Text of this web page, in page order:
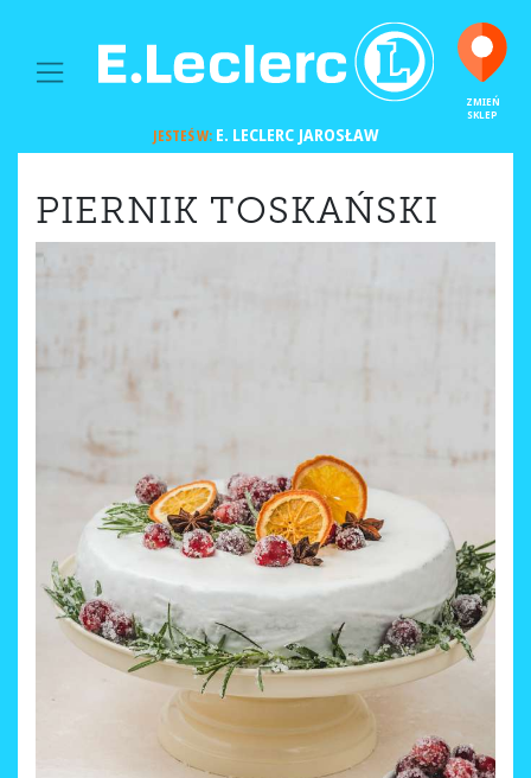
MAIN NAVIGATION
ZMIEŃ
SKLEP
JESTEŚ W:E. LECLERC JAROSŁAW
PIERNIK TOSKAŃSKI